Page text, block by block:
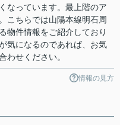
なっています。最上階のア
こちらでは山陽本線明石周
物件情報をご紹介しており
気になるのであれば、お気
わせください。
情報の見方